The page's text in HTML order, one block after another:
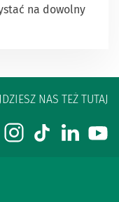
na dowolny
NAS TEŻ TUTAJ